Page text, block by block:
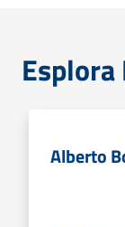
Alberto